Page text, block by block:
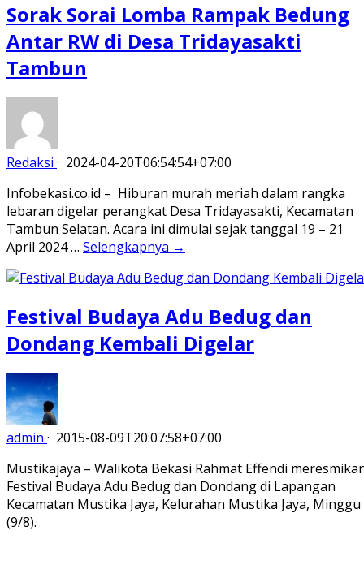
Sorak Sorai Lomba Rampak Bedung
Antar RW di Desa Tridayasakti
Tambun
Redaksi · 2024-04-20T06:54:54+07:00
Infobekasi.co.id – Hiburan murah meriah dalam rangka
lebaran digelar perangkat Desa Tridayasakti, Kecamatan
Tambun Selatan. Acara ini dimulai sejak tanggal 19 – 21
April 2024 … Selengkapnya →
Festival Budaya Adu Bedug dan
Dondang Kembali Digelar
admin · 2015-08-09T20:07:58+07:00
Mustikajaya – Walikota Bekasi Rahmat Effendi
Festival Budaya Adu Bedug dan Dondang di Lapangan
Kecamatan Mustika Jaya, Kelurahan Mustika Jaya, Minggu
(9/8).